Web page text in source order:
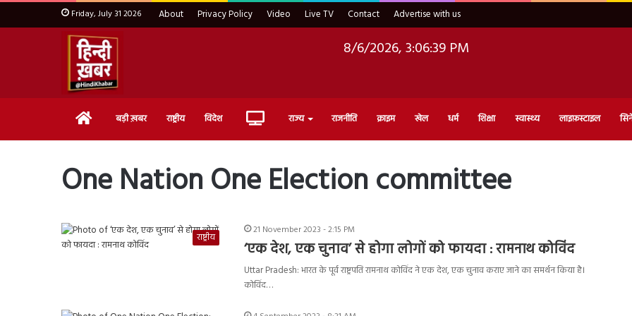
Friday, July 31 2026 About Privacy Policy Video Live TV Contact Advertise with us
8/6/2026, 3:06:40 PM
Home बड़ी ख़बर राष्ट्रीय विदेश Live राज्य राजनीति क्राइम खेल धर्म शिक्षा स्वास्थ्य लाइफ़स्टाइल
One Nation One Election committee
राष्ट्रीय
21 November 2023 - 2:15 PM
‘एक देश, एक चुनाव’ से होगा लोगों को फायदा : रामनाथ कोविंद
Uttar Pradesh: भारत के पूर्व राष्ट्रपति रामनाथ कोविंद ने एक देश, एक चुनाव कराए जाने का समर्थन किया है।
कोविंद…